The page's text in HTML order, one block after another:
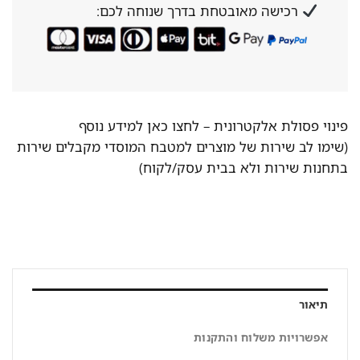
רכישה מאובטחת בדרך שנוחה לכם:
פינוי פסולת אלקטרונית –לחצו כאן למידע נוסף
(שימו לב שירות של מוצרים למטבח המוסדי מקבלים שירות
בתחנות שירות ולא בבית עסק/לקוח)
תיאור
אפשרויות משלוח והתקנות